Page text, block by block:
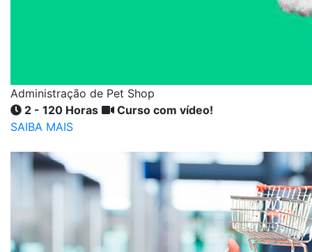
Administração de Pet Shop
2 - 120 Horas
Curso com vídeo!
SAIBA MAIS